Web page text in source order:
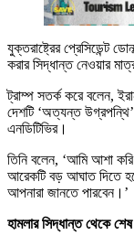
যুক্তরাষ্ট্রের প্রেসিডেন্ট
করার সিদ্ধান্ত নেওয়ার
ট্রাম্প সতর্ক করে বলেন,
দেশটি ‘অত্যন্ত
এনডিটিভির।
তিনি বলেন, ‘আমি আশা
আরেকটি বড় আঘাত দিতে
আপনারা জানতে পারবেন।’
হামলার সিদ্ধান্ত থেকে